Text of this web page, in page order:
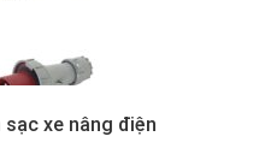
xe nâng điện